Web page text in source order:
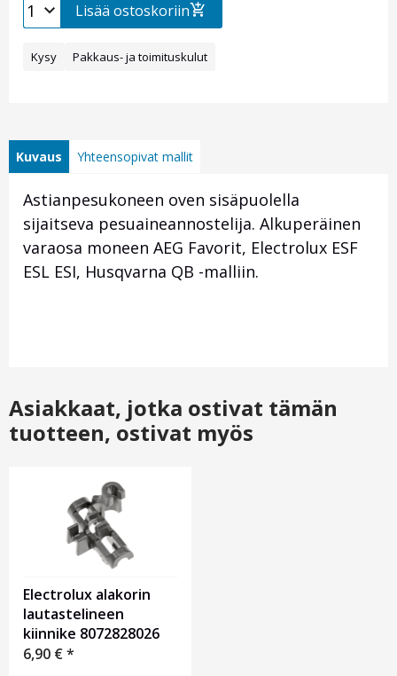
Lisää ostoskoriin
Kysy Pakkaus- ja toimituskulut
Kuvaus Yhteensopivat mallit
Astianpesukoneen oven sisäpuolella
sijaitseva pesuaineannostelija. Alkuperäinen
varaosa moneen AEG Favorit, Electrolux ESF
ESL ESI, Husqvarna QB -malliin.
Asiakkaat, jotka ostivat tämän
tuotteen, ostivat myös
Electrolux alakorin
lautastelineen
kiinnike 8072828026
6,90 €*